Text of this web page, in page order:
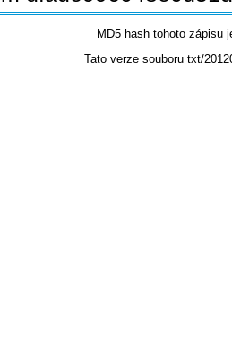
MD5 hash tohoto zápisu
Tato verze souboru txt/